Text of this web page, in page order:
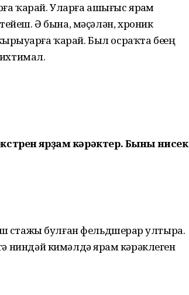
ҡарай. Уларға ашығыс ярҙам
Ә бына, мәҫәлән, хроник
ҡарай. Был осраҡта беҙҙең
ярҙам кәрәктер. Быны нисек
стажы булған фельдшерҙар ултыра.
кимәлдә ярҙам кәрәклеген